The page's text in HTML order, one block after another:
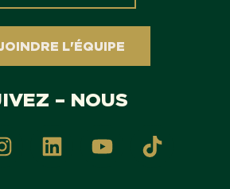
L'ÉQUIPE
– NOUS